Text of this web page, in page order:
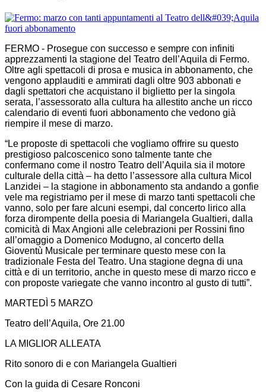
FERMO - Prosegue con successo e sempre con infiniti
apprezzamenti la stagione del Teatro dell’Aquila di Fermo.
Oltre agli spettacoli di prosa e musica in abbonamento, che
vengono applauditi e ammirati dagli oltre 903 abbonati e
dagli spettatori che acquistano il biglietto per la singola
serata, l’assessorato alla cultura ha allestito anche un ricco
calendario di eventi fuori abbonamento che vedono già
riempire il mese di marzo.
“Le proposte di spettacoli che vogliamo offrire su questo
prestigioso palcoscenico sono talmente tante che
confermano come il nostro Teatro dell’Aquila sia il motore
culturale della città – ha detto l’assessore alla cultura Micol
Lanzidei – la stagione in abbonamento sta andando a gonfie
vele ma registriamo per il mese di marzo tanti spettacoli che
vanno, solo per fare alcuni esempi, dal concerto lirico alla
forza dirompente della poesia di Mariangela Gualtieri, dalla
comicità di Max Angioni alle celebrazioni per Rossini fino
all’omaggio a Domenico Modugno, al concerto della
Gioventù Musicale per terminare questo mese con la
tradizionale Festa del Teatro. Una stagione degna di una
città e di un territorio, anche in questo mese di marzo ricco e
con proposte variegate che vanno incontro al gusto di tutti”.
MARTEDÌ 5 MARZO
Teatro dell’Aquila, Ore 21.00
LA MIGLIOR ALLEATA
Rito sonoro di e con Mariangela Gualtieri
Con la guida di Cesare Ronconi